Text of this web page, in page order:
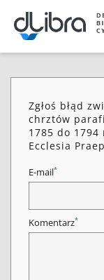
Zgłoś błąd
chrztów
1785 do
Ecclesia
E-mail*
Komentarz*